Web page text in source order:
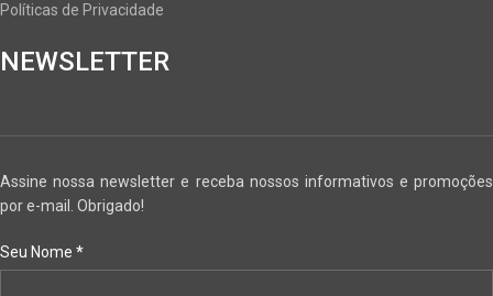
Políticas de Privacidade
NEWSLETTER
Assine nossa newsletter e receba nossos informativos e promoções
por e-mail. Obrigado!
Seu Nome *